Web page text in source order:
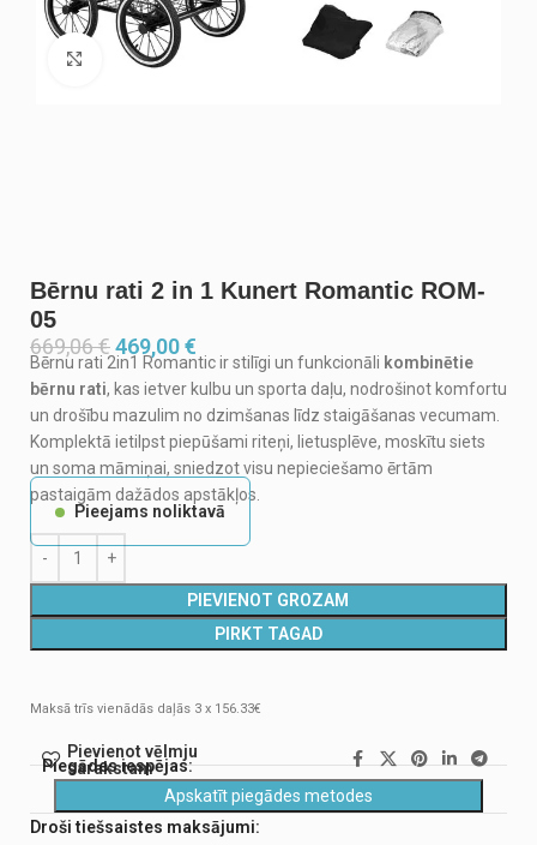
Noklikšķiniet, lai palielinātu
Bērnu rati 2 in 1 Kunert Romantic ROM-
05
669,06€469,00€
Bērnu rati 2in1 Romantic ir stilīgi un funkcionāli kombinētie
bērnu rati, kas ietver kulbu un sporta daļu, nodrošinot komfortu
un drošību mazulim no dzimšanas līdz staigāšanas vecumam.
Komplektā ietilpst piepūšami riteņi, lietusplēve, moskītu siets
un soma māmiņai, sniedzot visu nepieciešamo ērtām
pastaigām dažādos apstākļos.
Pieejams noliktavā
PIEVIENOT GROZAM
PIRKT TAGAD
Maksā trīs vienādās daļās 3 x 156.33€
Pievienot vēlmju
sarakstam
Piegādes iespējas:
Apskatīt piegādes metodes
Droši tiešsaistes maksājumi: